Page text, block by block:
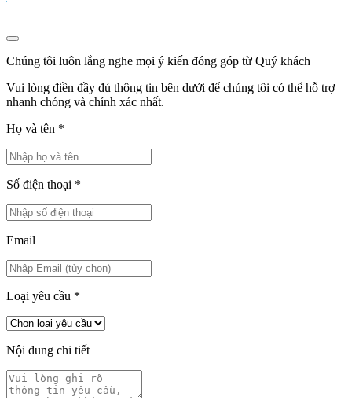
Chúng tôi luôn lắng nghe mọi ý kiến đóng góp từ Quý khách
Vui lòng điền đầy đủ thông tin bên dưới để chúng tôi có thể hỗ trợ
nhanh chóng và chính xác nhất.
Họ và tên *
Số điện thoại *
Email
Loại yêu cầu *
Nội dung chi tiết